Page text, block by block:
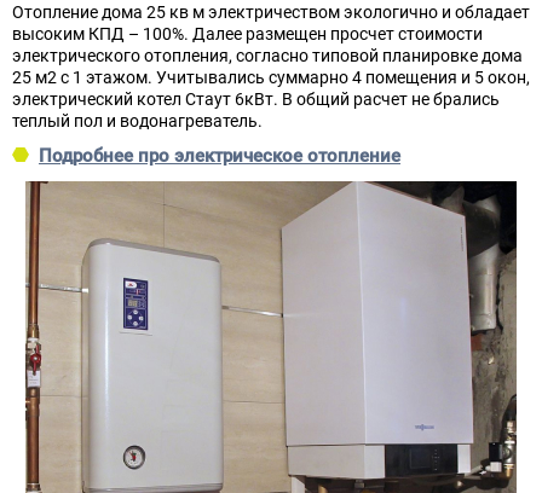
Отопление дома 25 кв м электричеством экологично и обладает
высоким КПД – 100%. Далее размещен просчет стоимости
электрического отопления, согласно типовой планировке дома
25 м2 с 1 этажом. Учитывались суммарно 4 помещения и 5 окон,
электрический котел Стаут 6кВт. В общий расчет не брались
теплый пол и водонагреватель.
Подробнее про электрическое отопление